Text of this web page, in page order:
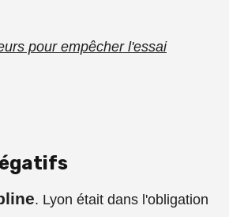
pour empêcher l'essai
. Lyon était dans l'obligation